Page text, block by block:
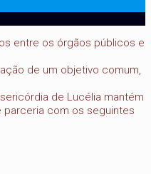
entre os órgãos públicos e
de um objetivo comum,
de Lucélia mantém
parceria com os seguintes